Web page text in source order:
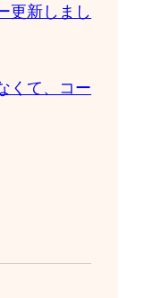
更新しまし
くて、コー